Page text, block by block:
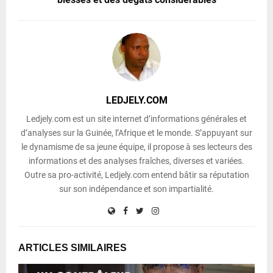
LEDJELY.COM
Ledjely.com est un site internet d’informations générales et
d’analyses sur la Guinée, l’Afrique et le monde. S’appuyant sur
le dynamisme de sa jeune équipe, il propose à ses lecteurs des
informations et des analyses fraîches, diverses et variées.
Outre sa pro-activité, Ledjely.com entend bâtir sa réputation
sur son indépendance et son impartialité.
ARTICLES SIMILAIRES